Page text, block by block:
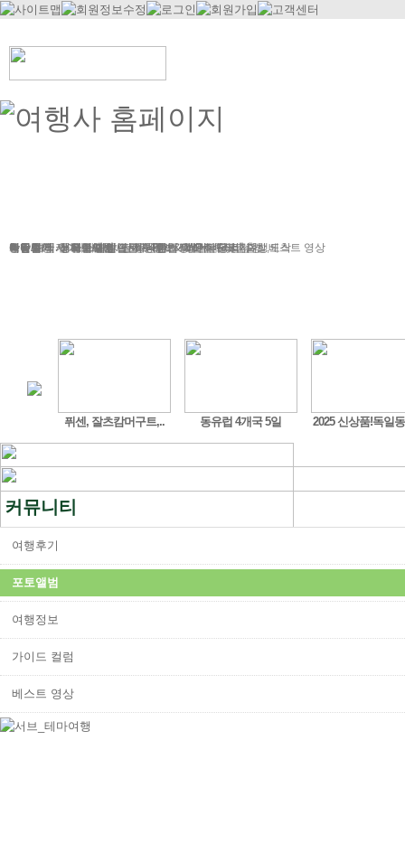
서유럽 동유럽/발칸 동서유럽 런던/파리 출발,도착
부활절 성탄절/연말연시 이벤트/시즌투어
북유럽/러시아 아이슬란드 Fire & Ice
그리스/터키 스페인/포르투갈 이집트
한국/미국 테마여행 허니문 레저 맞춤여행
박람회 해외연수 전시/공연 VIP 의전
독일여행 가이드&차량 예약 대행 서비스
항공.호텔.열차
여행후기 포토앨범 여행정보 가이드 컬럼 베스트 영상
예약문의 자주하는 질문 승차장소 공지사항
2025 신상품!독일
퓌센, 잘츠캄머구트,.. 동유럽 4개국 5일
커뮤니티
여행후기
포토앨범
여행정보
가이드 컬럼
베스트 영상